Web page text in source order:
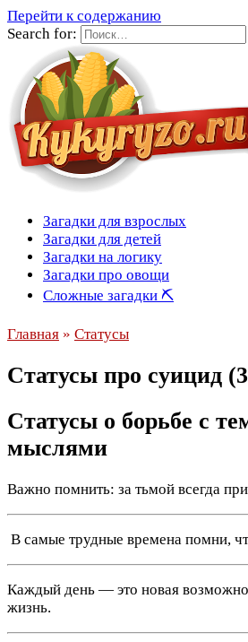
Перейти к содержанию
Search for:
Загадки для взрослых
Загадки для детей
Загадки на логику
Загадки про овощи
Сложные загадки ⛏
Главная » Статусы
Статусы про суицид
Статусы о борьбе с
мыслями
Важно помнить: за тьмой всегда
В самые трудные времена помни,
Каждый день — это новая
жизнь.